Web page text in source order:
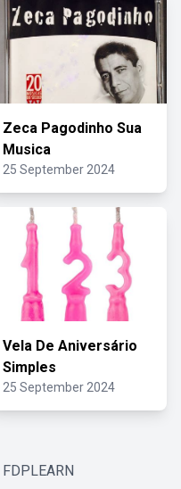
Zeca Pagodinho Sua
Musica
25 September 2024
Vela De Aniversário
Simples
25 September 2024
FDPLEARN